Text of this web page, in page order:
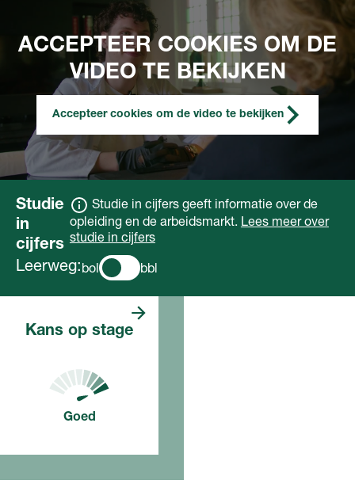
ACCEPTEER COOKIES OM DE
VIDEO TE BEKIJKEN
Accepteer cookies om de video te bekijken
Studie
in
cijfers
Studie in cijfers geeft informatie over de
opleiding en de arbeidsmarkt. Lees meer over
studie in cijfers
Leerweg: bol bbl
Kans op stage
Goed
stageplaatsen. De
stage vindt. Deze
opleiding wordt op
één school
worden in het hele